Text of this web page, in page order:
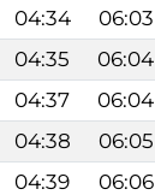
04:34 06:03
04:35 06:04
04:37 06:04
04:38 06:05
04:39 06:06